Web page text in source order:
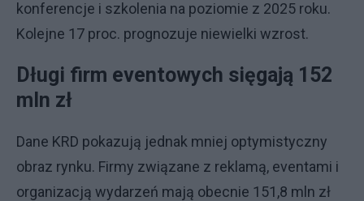
konferencje i szkolenia na poziomie z 2025 roku.
Kolejne 17 proc. prognozuje niewielki wzrost.
Długi firm eventowych sięgają 152
mln zł
Dane KRD pokazują jednak mniej optymistyczny
obraz rynku. Firmy związane z reklamą, eventami i
organizacją wydarzeń mają obecnie 151,8 mln zł